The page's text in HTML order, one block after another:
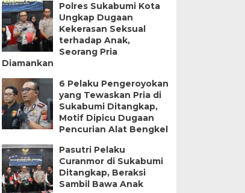
Polres Sukabumi Kota
Ungkap Dugaan
Kekerasan Seksual
terhadap Anak,
Seorang Pria
Diamankan
6 Pelaku Pengeroyokan
yang Tewaskan Pria di
Sukabumi Ditangkap,
Motif Dipicu Dugaan
Pencurian Alat Bengkel
Pasutri Pelaku
Curanmor di Sukabumi
Ditangkap, Beraksi
Sambil Bawa Anak